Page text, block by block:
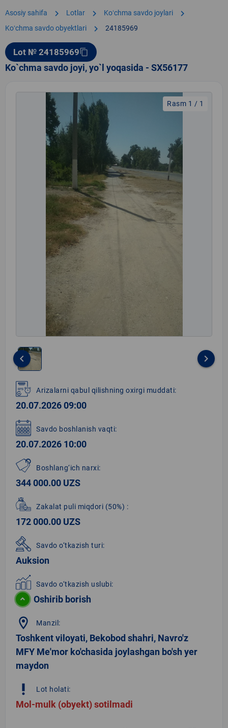
Asosiy sahifa chevron_right Lotlar chevron_right Koʻchma savdo joylari chevron_right
Koʻchma savdo obyektlari chevron_right 24185969
Lot № 24185969content_copy
Ko`chma savdo joyi, yo`l yoqasida - SX56177
Rasm 1 / 1
1
of
1
keyboard_arrow_left keyboard_arrow_right
Arizalarni qabul qilishning oxirgi muddati:
20.07.2026 09:00
Savdo boshlanish vaqti:
20.07.2026 10:00
Boshlang‘ich narxi:
344 000.00 UZS
Zakalat puli miqdori (50%) :
172 000.00 UZS
Savdo o‘tkazish turi:
Auksion
Savdo o‘tkazish uslubi:
Oshirib borish
location_on Manzil:
Toshkent viloyati, Bekobod shahri, Navro'z
MFY Me'mor ko'chasida joylashgan bo'sh yer
maydon
priority_high Lot holati:
Mol-mulk (obyekt) sotilmadi